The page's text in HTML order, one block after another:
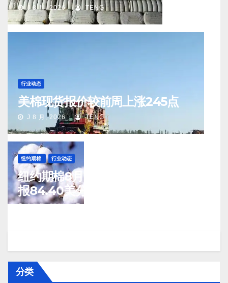
J 8 月, 2026 TENG
行业动态
美棉现货报价较前周上涨245点
J 8 月, 2026 TENG
纽约期棉 行业动态
纽约期棉8月7日(周五)收涨12月合约
报84.40美分/磅
J 8 月, 2026 TENG
分类